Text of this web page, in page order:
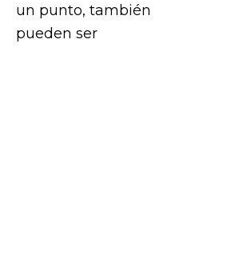
un punto, también
pueden ser